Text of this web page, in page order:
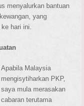
menyalurkan bantuan
yang
hari ini.
Apabila Malaysia
mengisytiharkan PKP,
saya mula merasakan
cabaran terutama